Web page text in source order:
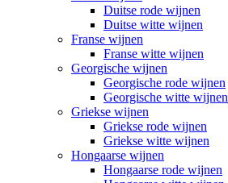
Duitse rode wijnen
Duitse witte wijnen
Franse wijnen
Franse witte wijnen
Georgische wijnen
Georgische rode wijnen
Georgische witte wijnen
Griekse wijnen
Griekse rode wijnen
Griekse witte wijnen
Hongaarse wijnen
Hongaarse rode wijnen